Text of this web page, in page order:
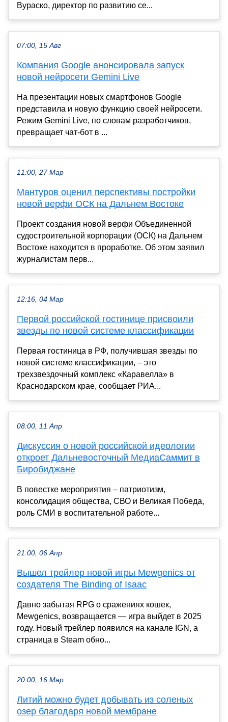
Вураско, директор по развитию се...
07:00, 15 Авг
Компания Google анонсировала запуск
новой нейросети Gemini Live
На презентации новых смартфонов Google
представила и новую функцию своей нейросети.
Режим Gemini Live, по словам разработчиков,
превращает чат-бот в ...
11:00, 27 Мар
Мантуров оценил перспективы постройки
новой верфи ОСК на Дальнем Востоке
Проект создания новой верфи Объединенной
судостроительной корпорации (ОСК) на Дальнем
Востоке находится в проработке. Об этом заявил
журналистам перв...
12:16, 04 Мар
Первой российской гостинице присвоили
звезды по новой системе классификации
Первая гостиница в РФ, получившая звезды по
новой системе классификации, – это
трехзвездочный комплекс «Каравелла» в
Краснодарском крае, сообщает РИА...
08:00, 11 Апр
Дискуссия о новой российской идеологии
откроет Дальневосточный МедиаСаммит в
Биробиджане
В повестке мероприятия – патриотизм,
консолидация общества, СВО и Великая Победа,
роль СМИ в воспитательной работе...
21:00, 06 Апр
Вышел трейлер новой игры Mewgenics от
создателя The Binding of Isaac
Давно забытая RPG о сражениях кошек,
Mewgenics, возвращается — игра выйдет в 2025
году. Новый трейлер появился на канале IGN, а
страница в Steam обно...
20:00, 16 Мар
Литий можно будет добывать из соленых
озер благодаря новой мембране